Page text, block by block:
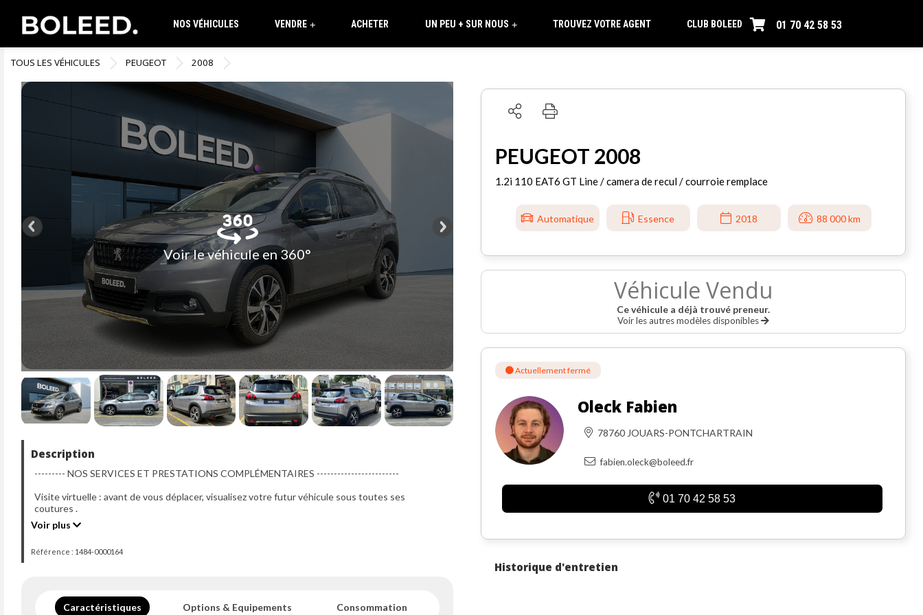
NOS VÉHICULES +
VENDRE ACHETER +
UN PEU + SUR NOUS TROUVEZ VOTRE AGENT CLUB BOLEED 01 70 42 58 53
TOUS LES VÉHICULES PEUGEOT 2008
Voir le véhicule en 360°
Description
--------- NOS SERVICES ET PRESTATIONS COMPLÉMENTAIRES ------------------------
Visite virtuelle : avant de vous déplacer, visualisez votre futur véhicule sous toutes ses
coutures .
Contactez-nous pour en voir plus !
- Solutions de Financement de 12 à 84 mois avec LEASEWAY.
indicatif.
Voir plus
Référence : 1484-0000164
Caractéristiques Options & Equipements Consommation
PEUGEOT 2008
1.2i 110 EAT6 GT Line / camera de recul / courroie remplace
Automatique Essence 2018 88 000 km
Véhicule Vendu
Ce véhicule a déjà trouvé preneur.
Voir les autres modèles disponibles
Actuellement fermé
Oleck Fabien
78760 JOUARS-PONTCHARTRAIN
fabien.oleck@boleed.fr
01 70 42 58 53
Historique d'entretien